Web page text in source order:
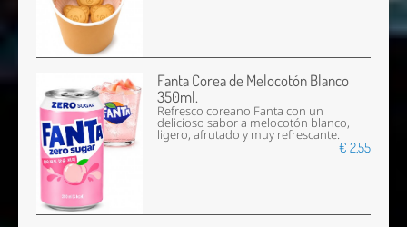
Fanta Corea de Melocotón Blanco
350ml.
Refresco coreano Fanta con un
delicioso sabor a melocotón blanco,
ligero, afrutado y muy refrescante.
€ 2,55